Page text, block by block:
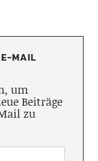
MAIL
um
Beiträge
zu